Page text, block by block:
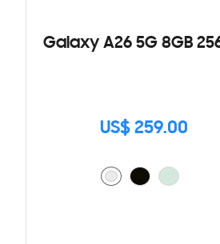
Galaxy A26 5G 8GB
US$ 259.00